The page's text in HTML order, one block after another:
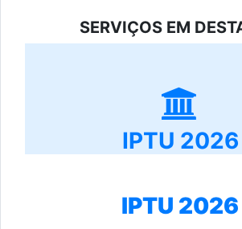
SERVIÇOS EM
IPTU 2026
IPTU 2026